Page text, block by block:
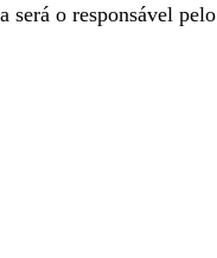
será o responsável